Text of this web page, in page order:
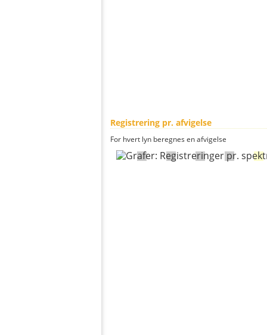
Registrering pr. afvigelse
For hvert lyn beregnes en afvigelse